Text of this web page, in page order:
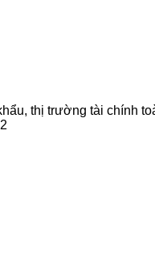
thị trường tài chính